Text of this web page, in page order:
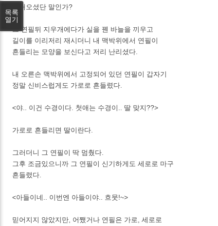
구해오셨단 말인가?
그 연필뒤 지우개에다가 실을 꿴 바늘을 끼우고
길이를 이리저리 재시더니 내 맥박위에서 연필이
흔들리는 모양을 보신다고 저리 난리셨다.
내 오른손 맥박위에서 고정되어 있던 연필이 갑자기
정말 신비스럽게도 가로로 흔들렸다.
<야.. 이건 수경이다. 첫애는 수경이.. 딸 맞지??>
가로로 흔들리면 딸이란다.
그러더니 그 연필이 딱 멈췄다.
그후 조금있으니까 그 연필이 신기하게도 세로로 마구
흔들렸다.
<아들이네.. 이번엔 아들이야.. 흐뭇!~>
믿어지지 않았지만, 어쨌거나 연필은 가로, 세로로
목록
열기